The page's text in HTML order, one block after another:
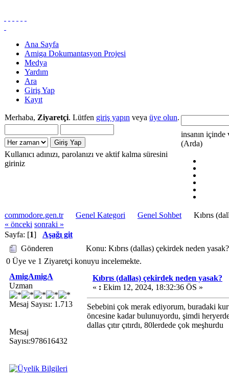
Ana Sayfa
Amiga Dokumantasyon Projesi
Medya
Yardım
Ara
Giriş Yap
Kayıt
Merhaba, Ziyaretçi. Lütfen giriş yapın veya üye olun.
Kullanıcı adınızı, parolanızı ve aktif kalma süresini
giriniz
insanın içinde
(Arda)
commodore.gen.tr Genel Kategori Genel Sohbet
Kıbrıs
« önceki sonraki »
Sayfa: [1] Aşağı git
Gönderen
Konu: Kıbrıs (dallas) çekirdek neden
0 Üye ve 1 Ziyaretçi konuyu incelemekte.
AmigAmigA
Uzman
Mesaj Sayısı: 1.713
Mesaj
Sayısı:978616432
Kıbrıs (dallas) çekirdek neden yasak?
« : Ekim 12, 2024, 18:32:36 ÖS »
Sebebini çok merak ediyorum, buradaki
öncesine kadar bulunuyordu, şimdi
dallas çıtır çıtırdı, 80lerdede çok meşhurdu